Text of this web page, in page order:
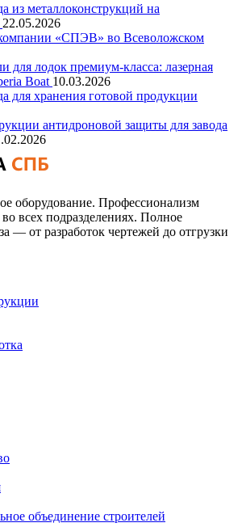
из металлоконструкций на
22.05.2026
«СПЭВ» во Всеволожском
для лодок премиум-класса: лазерная
Boat 10.03.2026
для хранения готовой продукции
антидроновой защиты для завода
оборудование. Профессионализм
всех подразделениях. Полное
— от разработок чертежей до отгрузки
объединение строителей